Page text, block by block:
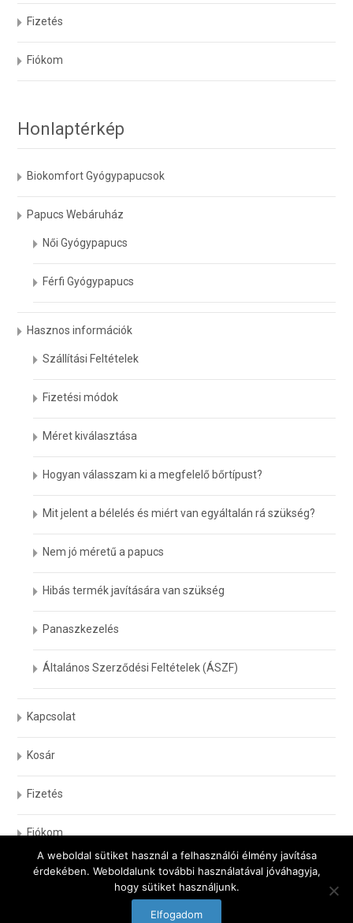
Fizetés
Fiókom
Honlaptérkép
Biokomfort Gyógypapucsok
Papucs Webáruház
Női Gyógypapucs
Férfi Gyógypapucs
Hasznos információk
Szállítási Feltételek
Fizetési módok
Méret kiválasztása
Hogyan válasszam ki a megfelelő bőrtípust?
Mit jelent a bélelés és miért van egyáltalán rá szükség?
Nem jó méretű a papucs
Hibás termék javítására van szükség
Panaszkezelés
Általános Szerződési Feltételek (ÁSZF)
Kapcsolat
Kosár
Fizetés
Fiókom
Copyright © Biokomfort gyógypapucsok
, Designed and Developed by
A weboldal sütiket használ a felhasználói élmény javítása
érdekében. Weboldalunk további használatával jóváhagyja,
hogy sütiket használjunk.
Elfogadom